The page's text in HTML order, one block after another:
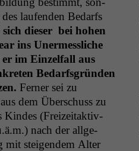
laufend­en Bedarfs
dieser bei hohen
ins Uner­messliche
er im Einzelfall aus
Bedarf­s­grün­den
Fern­er sei zu
dem Über­schuss zu
Kindes (Freizeitak­tiv­
nach der all­ge­
mit steigen­dem Alter